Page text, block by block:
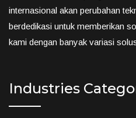
internasional akan perubahan
berdedikasi untuk memberikan
kami dengan banyak variasi
Industries